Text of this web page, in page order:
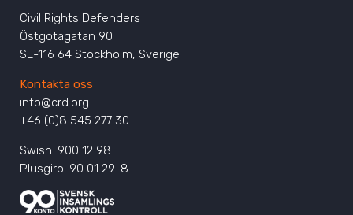
Civil Rights Defenders
Östgötagatan 90
SE-116 64 Stockholm, Sverige
Kontakta oss
info@crd.org
+46 (0)8 545 277 30
Swish: 900 12 98
Plusgiro: 90 01 29-8